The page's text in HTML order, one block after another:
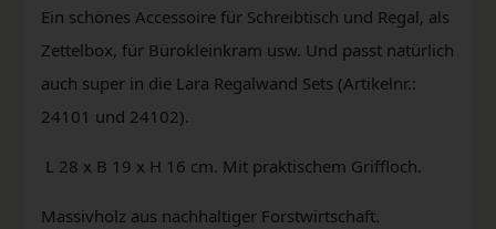
Ein schönes Accessoire für Schreibtisch und Regal, als
Zettelbox, für Bürokleinkram usw. Und passt natürlich
auch super in die Lara Regalwand Sets (Artikelnr.:
24101 und 24102).
L 28 x B 19 x H 16 cm. Mit praktischem Griffloch.
Massivholz aus nachhaltiger Forstwirtschaft.